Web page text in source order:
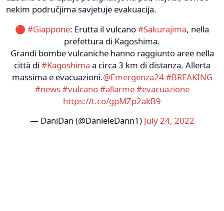
nekim područjima savjetuje evakuacija.
🔴 #Giappone: Erutta il vulcano#Sakurajima, nella
prefettura di Kagoshima.
Grandi bombe vulcaniche hanno raggiunto aree nella
città di #Kagoshima a circa 3 km di distanza. Allerta
massima e evacuazioni.@Emergenza24#BREAKING
#news#vulcano#allarme#evacuazione
https://t.co/gpMZp2akB9
— DaniDan (@DanieleDann1) July 24, 2022